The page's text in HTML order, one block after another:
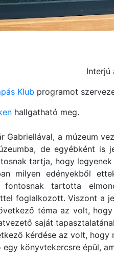
Interjú
Klub programot
hallgatható meg.
Gabriellával, a múzeum
de egyébként is
tartja, hogy
milyen edényekből
fontosnak tartotta
foglalkozott. Viszont a
téma az volt,
saját
kérdése az volt,
egy könyvtekercsre épül,